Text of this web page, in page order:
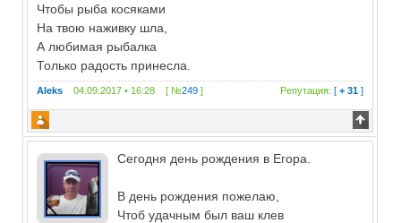
Чтобы рыба косяками
На твою наживку шла,
А любимая рыбалка
Только радость принесла.
Aleks 04.09.2017 • 16:28 [ №249 ] Репутация: [+ 31 ]
Сегодня день рождения в Егора.
В день рождения пожелаю,
Чтоб удачным был ваш клев